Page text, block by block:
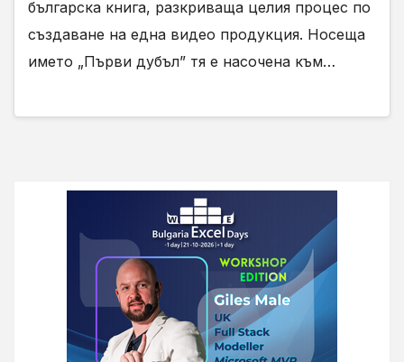
българска книга, разкриваща целия процес по
създаване на една видео продукция. Носеща
името „Първи дубъл” тя е насочена към…